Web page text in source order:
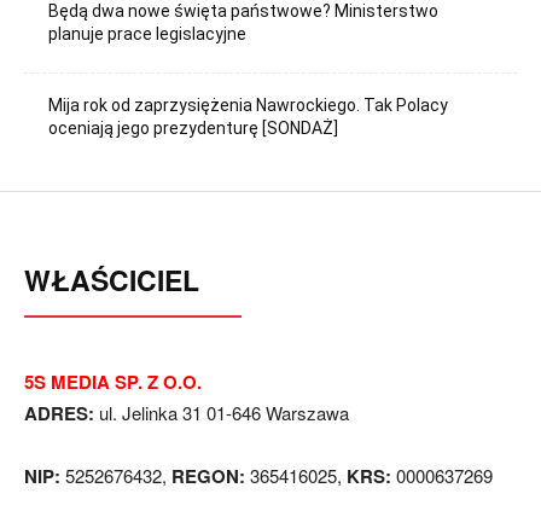
Będą dwa nowe święta państwowe? Ministerstwo
planuje prace legislacyjne
Mija rok od zaprzysiężenia Nawrockiego. Tak Polacy
oceniają jego prezydenturę [SONDAŻ]
WŁAŚCICIEL
5S MEDIA SP. Z O.O.
ADRES: ul. Jelinka 31 01-646 Warszawa
NIP: 5252676432, REGON: 365416025, KRS: 0000637269